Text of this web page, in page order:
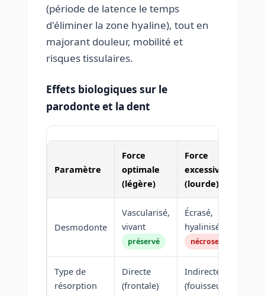
(période de latence le temps
d'éliminer la zone hyaline), tout en
majorant douleur, mobilité et
risques tissulaires.
Effets biologiques sur le
parodonte et la dent
Paramètre
Force
optimale
(légère)
Force
excessive
(lourde)
Desmodonte
Vascularisé,
vivant
préservé
Écrasé,
hyalinisé
nécrose
Type de
résorption
Directe
(frontale)
Indirecte
(fouisseuse)